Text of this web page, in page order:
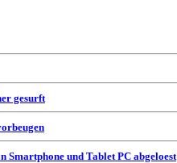
gesurft
Smartphone und Tablet PC abgeloest